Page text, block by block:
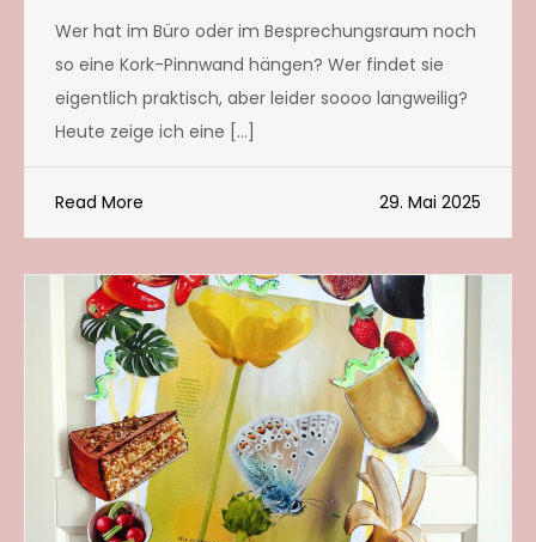
Wer hat im Büro oder im Besprechungsraum noch
so eine Kork-Pinnwand hängen? Wer findet sie
eigentlich praktisch, aber leider soooo langweilig?
Heute zeige ich eine […]
Read More 29. Mai 2025